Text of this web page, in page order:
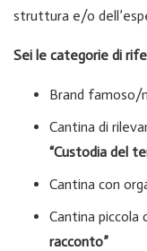
struttura e/o
Sei le categorie di
Brand famoso/
Cantina di
“Custodia del
Cantina con
Cantina piccola
racconto”